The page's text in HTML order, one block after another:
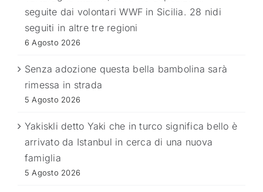
seguite dai volontari WWF in Sicilia. 28 nidi
seguiti in altre tre regioni
6 Agosto 2026
Senza adozione questa bella bambolina sarà
rimessa in strada
5 Agosto 2026
Yakiskli detto Yaki che in turco significa bello è
arrivato da Istanbul in cerca di una nuova
famiglia
5 Agosto 2026